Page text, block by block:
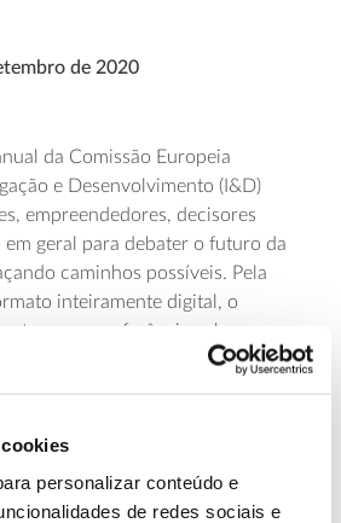
personalizar conteúdo e
de redes sociais e
de 2020
da Comissão Europeia
e Desenvolvimento (I&D)
empreendedores, decisores
geral para debater o futuro da
caminhos possíveis. Pela
inteiramente digital, o
uma conferência sobre a
online
!”. A conferência principal está
Europeu (
A participação é aberta a
inscrição prévia gratuita.